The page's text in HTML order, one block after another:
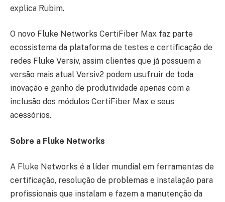
explica Rubim.
O novo Fluke Networks CertiFiber Max faz parte
ecossistema da plataforma de testes e certificação de
redes Fluke Versiv, assim clientes que já possuem a
versão mais atual Versiv2 podem usufruir de toda
inovação e ganho de produtividade apenas com a
inclusão dos módulos CertiFiber Max e seus
acessórios.
Sobre a Fluke Networks
A Fluke Networks é a líder mundial em ferramentas de
certificação, resolução de problemas e instalação para
profissionais que instalam e fazem a manutenção da